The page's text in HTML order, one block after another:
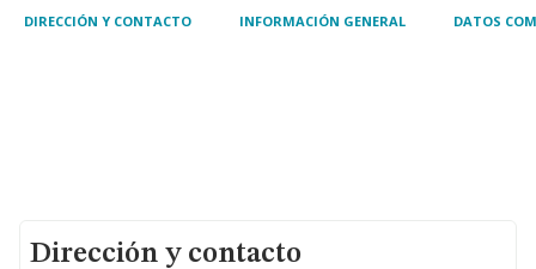
DIRECCIÓN Y CONTACTO INFORMACIÓN GENERAL DATOS
Dirección y contacto